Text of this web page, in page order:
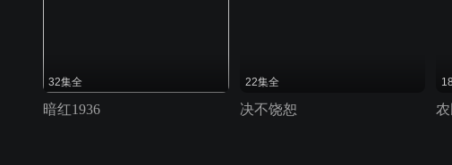
32集全
暗红1936
22集全
决不饶恕